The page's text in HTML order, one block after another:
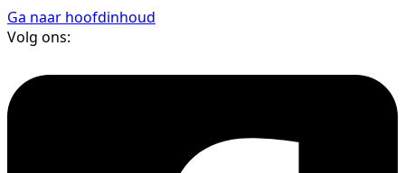
Ga naar hoofdinhoud
Volg ons: